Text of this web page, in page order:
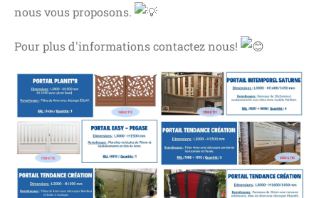
nous vous proposons.
Pour plus d'informations contactez nous!